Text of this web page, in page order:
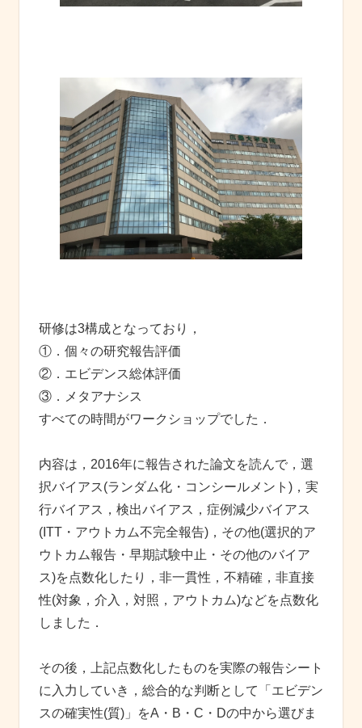
研修は3構成となっており，
①．個々の研究報告評価
②．エビデンス総体評価
③．メタアナシス
すべての時間がワークショップでした．
内容は，2016年に報告された論文を読んで，選
択バイアス(ランダム化・コンシールメント)，実
行バイアス，検出バイアス，症例減少バイアス
(ITT・アウトカム不完全報告)，その他(選択的ア
ウトカム報告・早期試験中止・その他のバイア
ス)を点数化したり，非一貫性，不精確，非直接
性(対象，介入，対照，アウトカム)などを点数化
しました．
その後，上記点数化したものを実際の報告シート
に入力していき，総合的な判断として「エビデン
スの確実性(質)」をA・B・C・Dの中から選びま